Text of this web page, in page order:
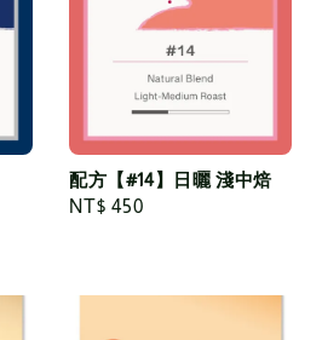
配方【#14】日曬 淺中焙
Regular
NT$ 450